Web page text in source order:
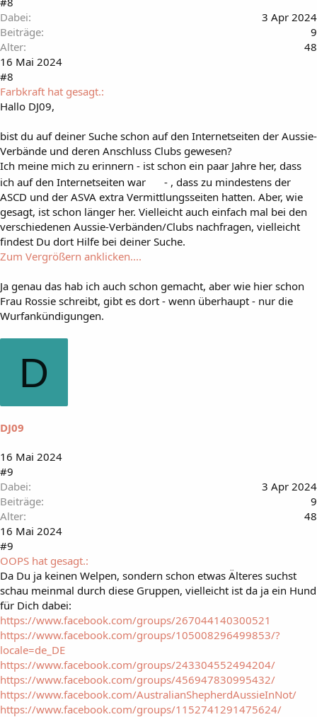
Dabei
3 Apr 2024
Beiträge
9
Alter
48
16 Mai 2024
#8
Farbkraft hat gesagt.:
Hallo DJ09,
bist du auf deiner Suche schon auf den Internetseiten der Aussie-
Verbände und deren Anschluss Clubs gewesen?
Ich meine mich zu erinnern - ist schon ein paar Jahre her, dass
ich auf den Internetseiten war
- , dass zu mindestens der
ASCD und der ASVA extra Vermittlungsseiten hatten. Aber, wie
gesagt, ist schon länger her. Vielleicht auch einfach mal bei den
verschiedenen Aussie-Verbänden/Clubs nachfragen, vielleicht
findest Du dort Hilfe bei deiner Suche.
Zum Vergrößern anklicken....
Ja genau das hab ich auch schon gemacht, aber wie hier schon
Frau Rossie schreibt, gibt es dort - wenn überhaupt - nur die
Wurfankündigungen.
D
DJ09
16 Mai 2024
#9
Dabei
3 Apr 2024
Beiträge
9
Alter
48
16 Mai 2024
#9
OOPS hat gesagt.:
Da Du ja keinen Welpen, sondern schon etwas Älteres suchst
schau meinmal durch diese Gruppen, vielleicht ist da ja ein Hund
für Dich dabei:
https://www.facebook.com/groups/267044140300521
https://www.facebook.com/groups/105008296499853/?
locale=de_DE
https://www.facebook.com/groups/243304552494204/
https://www.facebook.com/groups/456947830995432/
https://www.facebook.com/AustralianShepherdAussieInNot/
https://www.facebook.com/groups/1152741291475624/